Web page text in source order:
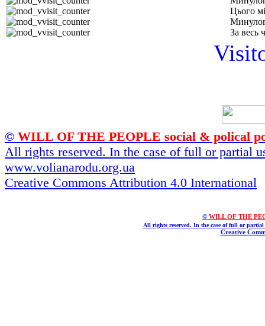
Цього
За весь
© WILL OF THE PEOPLE social & polical
All rights reserved. In the case of full or partial
www.volianarodu.org.ua
Creative Commons Attribution 4.0 International
© WILL OF THE
All rights reserved. In the case of full or
Creative